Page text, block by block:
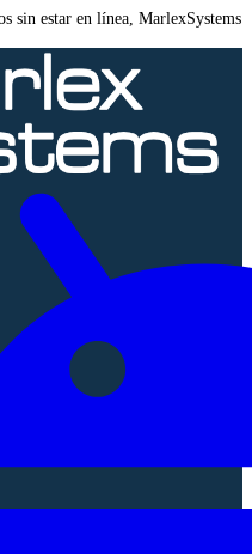
sin estar en línea, MarlexSystems